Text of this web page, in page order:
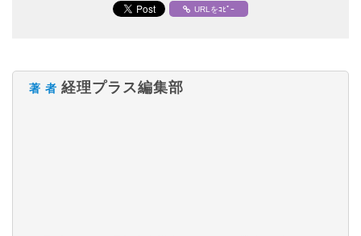
URLをｺﾋﾟｰ
著 者 経理プラス編集部